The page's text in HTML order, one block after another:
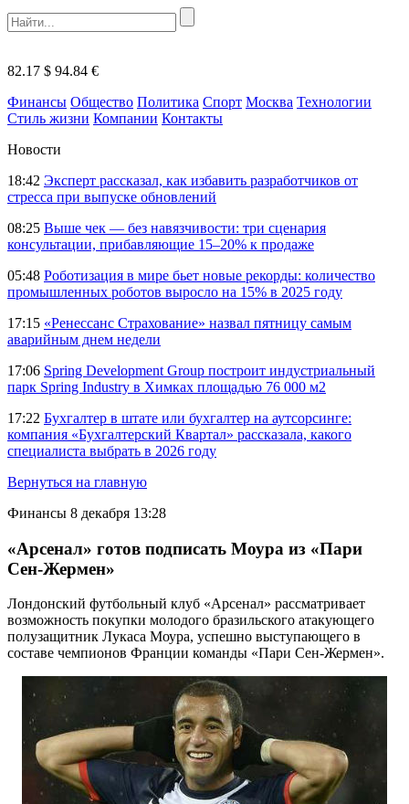
82.17 $ 94.84 €
Финансы Общество Политика Спорт Москва Технологии
Стиль жизни Компании Контакты
Новости
18:42 Эксперт рассказал, как избавить разработчиков от
стресса при выпуске обновлений
08:25 Выше чек — без навязчивости: три сценария
консультации, прибавляющие 15–20% к продаже
05:48 Роботизация в мире бьет новые рекорды: количество
промышленных роботов выросло на 15% в 2025 году
17:15 «Ренессанс Страхование» назвал пятницу самым
аварийным днем недели
17:06 Spring Development Group построит индустриальный
парк Spring Industry в Химках площадью 76 000 м2
17:22 Бухгалтер в штате или бухгалтер на аутсорсинге:
компания «Бухгалтерский Квартал» рассказала, какого
специалиста выбрать в 2026 году
Вернуться на главную
Финансы 8 декабря 13:28
«Арсенал» готов подписать Моура из «Пари
Сен-Жермен»
Лондонский футбольный клуб «Арсенал» рассматривает
возможность покупки молодого бразильского атакующего
полузащитник Лукаса Моура, успешно выступающего в
составе чемпионов Франции команды «Пари Сен-Жермен».